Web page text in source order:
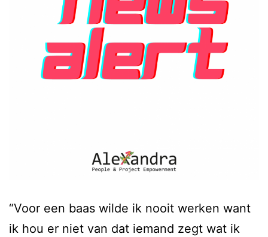
“Voor een baas wilde ik nooit werken want
ik hou er niet van dat iemand zegt wat ik